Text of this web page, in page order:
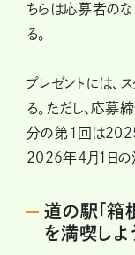
ちらは応募者の
る。
プレゼントには、
る。ただし、応募
分の第1回は
2026年4月1日の
道の駅「箱
を満喫しよ